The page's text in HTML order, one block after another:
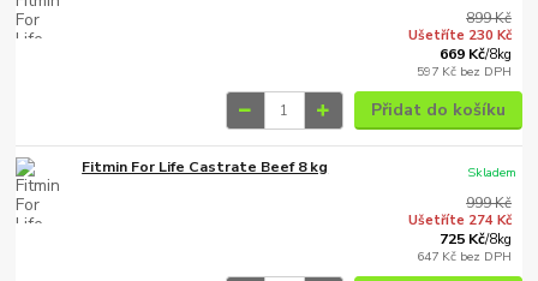
899 Kč
Ušetříte 230 Kč
669 Kč/8kg
597 Kč bez DPH
Přidat do košíku
Fitmin For Life Castrate Beef 8 kg
999 Kč
Ušetříte 274 Kč
725 Kč/8kg
647 Kč bez DPH
Skladem